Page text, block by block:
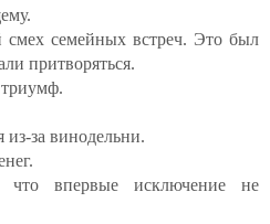
семейных встреч. Это был
притворяться.
из-за винодельни.
что впервые исключение не